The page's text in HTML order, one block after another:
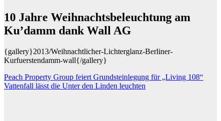
10 Jahre Weihnachtsbeleuchtung am
Ku’damm dank Wall AG
{gallery}2013/Weihnachtlicher-Lichterglanz-Berliner-
Kurfuerstendamm-wall{/gallery}
Beitragsnavigation
Peach Property Group feiert Grundsteinlegung für „Living 108“
Vattenfall lässt die Unter den Linden leuchten